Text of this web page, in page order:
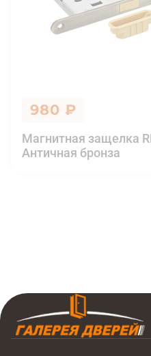
980 ₽
Магнитная защелка
Античная бронза